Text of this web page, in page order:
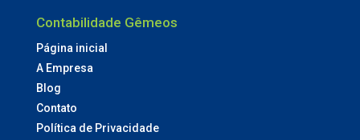
Contabilidade Gêmeos
Página inicial
A Empresa
Blog
Contato
Política de Privacidade